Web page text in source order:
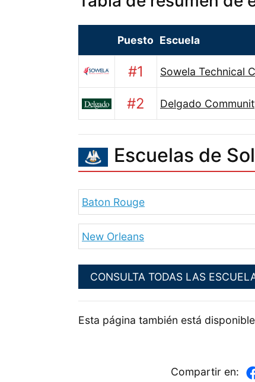
Puesto Escuela
#1 Sowela Technical
#2 Delgado
Escuelas de
Baton Rouge
New Orleans
CONSULTA TODAS LAS
Esta página también está
Compartir en: